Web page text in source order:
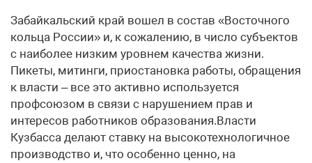
Забайкальский край вошел в состав «Восточного
кольца России» и, к сожалению, в число субъектов
с наиболее низким уровнем качества жизни.
Пикеты, митинги, приостановка работы, обращения
к власти – все это активно используется
профсоюзом в связи с нарушением прав и
интересов работников образования.Власти
Кузбасса делают ставку на высокотехнологичное
производство и, что особенно ценно, на